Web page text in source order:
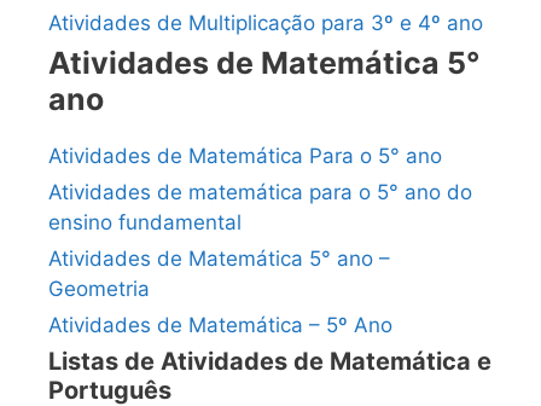
Atividades de Multiplicação para 3º e 4º ano
Atividades de Matemática 5°
ano
Atividades de Matemática Para o 5° ano
Atividades de matemática para o 5° ano do
ensino fundamental
Atividades de Matemática 5° ano –
Geometria
Atividades de Matemática – 5º Ano
Listas de Atividades de Matemática e
Português